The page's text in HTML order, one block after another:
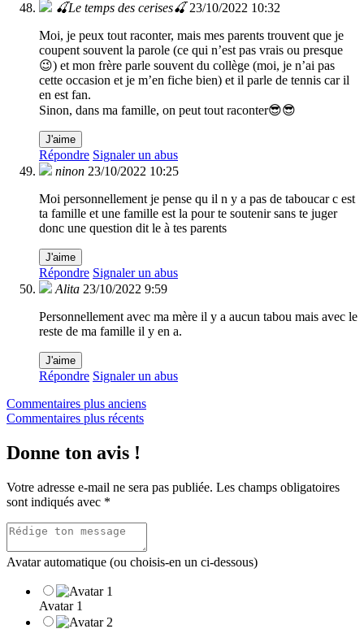
🍒Le temps des cerises🍒 23/10/2022 10:32
Moi, je peux tout raconter, mais mes parents trouvent que je
coupent souvent la parole (ce qui n’est pas vrais ou presque
😉) et mon frère parle souvent du collège (moi, je n’ai pas
cette occasion et je m’en fiche bien) et il parle de tennis car il
en est fan.
Sinon, dans ma famille, on peut tout raconter😎😎
J'aime
Répondre Signaler un abus
ninon 23/10/2022 10:25
Moi personnellement je pense qu il n y a pas de taboucar c est
ta famille et une famille est la pour te soutenir sans te juger
donc une question dit le à tes parents
J'aime
Répondre Signaler un abus
Alita 23/10/2022 9:59
Personnellement avec ma mère il y a aucun tabou mais avec le
reste de ma famille il y en a.
J'aime
Répondre Signaler un abus
Navigation
dans
les
Commentaires plus anciens
Commentaires plus récents
Donne ton avis !
Votre adresse e-mail ne sera pas publiée. Les champs obligatoires
sont indiqués avec *
Avatar automatique (ou choisis-en un ci-dessous)
Avatar 1